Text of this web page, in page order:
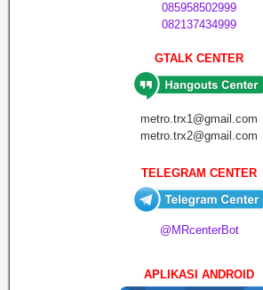
085958502999
082137434999
GTALK CENTER
metro.trx1@gmail.com
metro.trx2@gmail.com
TELEGRAM CENTER
@MRcenterBot
APLIKASI ANDROID